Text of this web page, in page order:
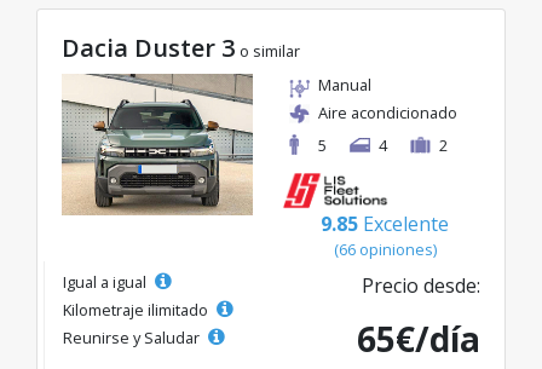
Dacia Duster 3 o similar
Manual
Aire acondicionado
5
4 2
9.85 Excelente
(66 opiniones)
Igual a igual
Kilometraje ilimitado
Reunirse y Saludar
Precio desde:
65€/día